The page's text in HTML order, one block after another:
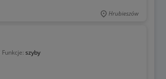
Hrubieszów
Funkcje: szyby